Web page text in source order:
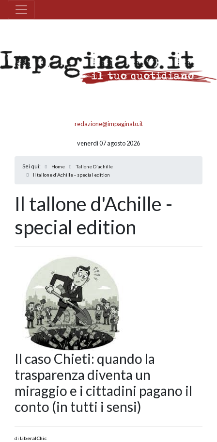
redazione@impaginato.it
venerdì 07 agosto 2026
Sei qui: Home
Tallone D'achille
Il tallone d'Achille - special edition
Il tallone d'Achille -
special edition
Il caso Chieti: quando la
trasparenza diventa un
miraggio e i cittadini pagano il
conto (in tutti i sensi)
di LiberalChic